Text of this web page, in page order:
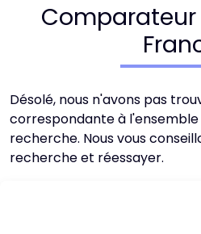
Comparateur
Désolé, nous n'avons pas
correspondante à
recherche. Nous vous
recherche et réessayer.